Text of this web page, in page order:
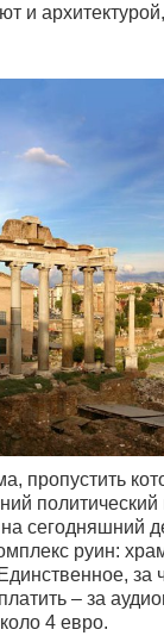
и
пропустить
сегодняшний
руин:
за
– за
4 евро.